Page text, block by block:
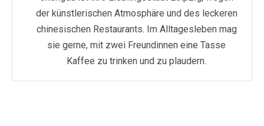
der künstlerischen Atmosphäre und des leckeren
chinesischen Restaurants. Im Alltagesleben mag
sie gerne, mit zwei Freundinnen eine Tasse
Kaffee zu trinken und zu plaudern.